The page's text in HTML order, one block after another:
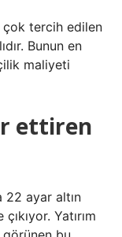
çok tercih edilen
Bunun en
maliyeti
ettiren
22 ayar altın
Yatırım